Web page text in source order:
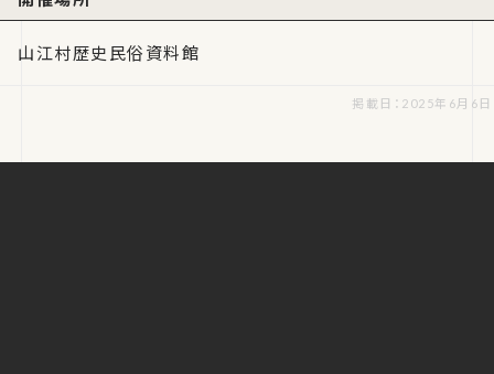
山江村歴史民俗資料館
掲載日：2025年6月6日